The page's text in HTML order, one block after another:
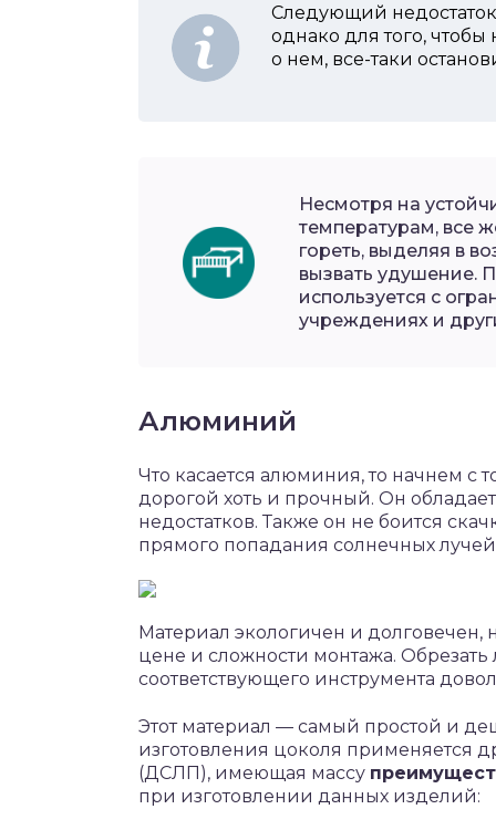
Следующий
однако для того,
о нем, все-таки
Несмотря на
температурам, все
гореть, выделяя в
вызвать удушение.
используется с
учреждениях и
Алюминий
Что касается алюминия, то начнем
дорогой хоть и прочный. Он
недостатков. Также он не боится
прямого попадания солнечных
Материал экологичен и долговечен,
цене и сложности монтажа.
соответствующего инструмента
Этот материал — самый простой и
изготовления цоколя применяется
(ДСЛП), имеющая массу
при изготовлении данных изделий: